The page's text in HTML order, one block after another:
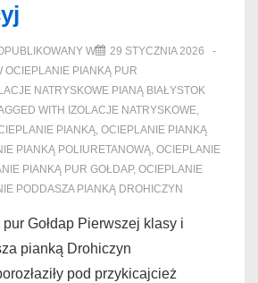
W
29 STYCZNIA 2026
OCIEPLANIE PIANKĄ PUR
NATRYSKOWE PIANĄ BIAŁYSTOK
WITH IZOLACJE NATRYSKOWE,
PIANKĄ, OCIEPLANIE PIANKĄ
PIANKĄ POLIURETANOWĄ, OCIEPLANIE
PIANKĄ PUR GOŁDAP, OCIEPLANIE
PODDASZA PIANKĄ DROHICZYN
Gołdap Pierwszej klasy i
pianką Drohiczyn
pod przykicajcież